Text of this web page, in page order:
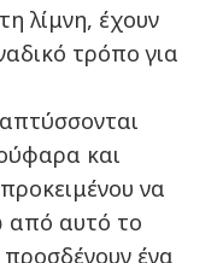
λίμνη, έχουν
τρόπο για
και
να
από αυτό το
ένα